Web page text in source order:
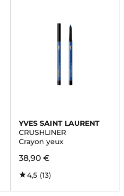
YVES SAINT LAURENT
CRUSHLINER
Crayon yeux
38,90 €
4,5 (13)